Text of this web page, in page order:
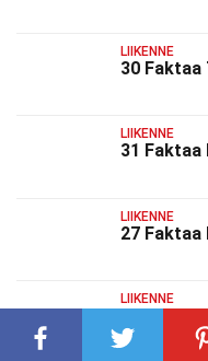
LIIKENNE
30
LIIKENNE
31 Faktaa
LIIKENNE
27 Faktaa
LIIKENNE
39 Faktaa